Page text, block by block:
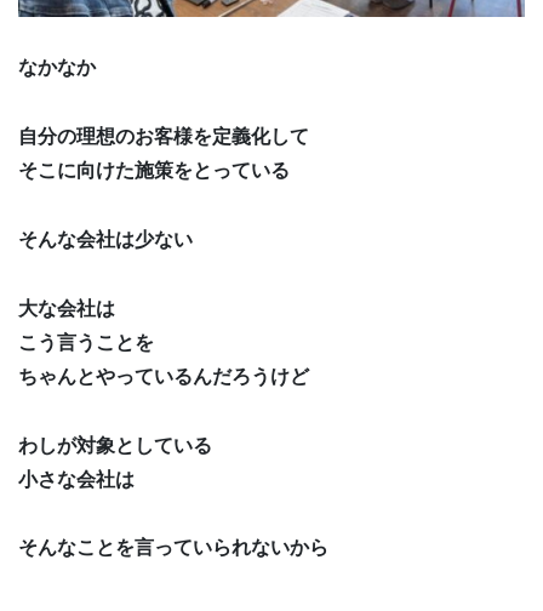
なかなか
自分の理想のお客様を定義化して
そこに向けた施策をとっている
そんな会社は少ない
大な会社は
こう言うことを
ちゃんとやっているんだろうけど
わしが対象としている
小さな会社は
そんなことを言っていられないから